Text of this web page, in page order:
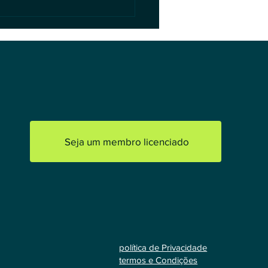
Seja um membro licenciado
política de Privacidade
termos e Condições